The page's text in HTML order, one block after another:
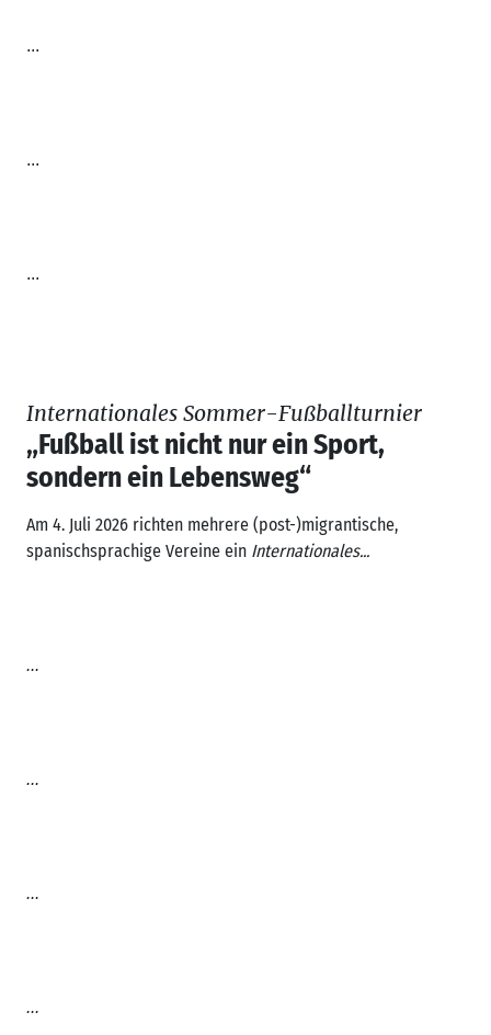
...
...
...
Internationales Sommer-Fußballturnier
„Fußball ist nicht nur ein Sport,
sondern ein Lebensweg“
Am 4. Juli 2026 richten mehrere (post-)migrantische,
spanischsprachige Vereine ein Internationales...
...
...
...
...